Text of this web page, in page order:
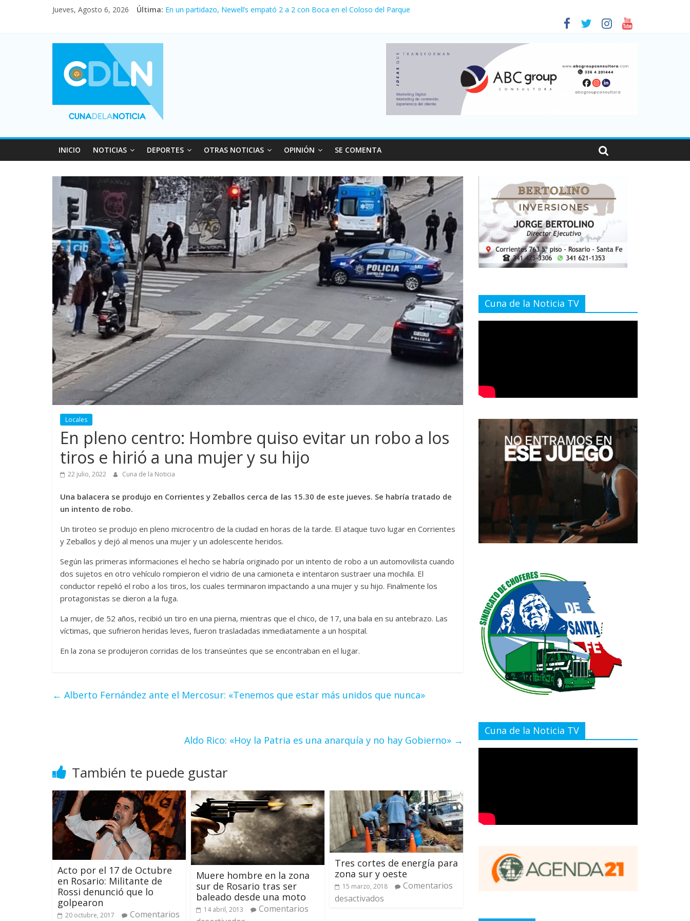
Jueves, Agosto 6, 2026 Última: En un partidazo, Newell’s empató 2 a 2 con Boca en el Coloso del Parque
Vacaciones de invierno con más movimiento y consumo turístico: 4,6 millones de personas viajaron por el país, un 5,9% más que en 2025
INICIO NOTICIAS DEPORTES OTRAS NOTICIAS OPINIÓN SE COMENTA
Locales
En pleno centro: Hombre quiso evitar un robo a los
tiros e hirió a una mujer y su hijo
22 julio, 2022 Cuna de la Noticia
Una balacera se produjo en Corrientes y Zeballos cerca de las 15.30 de este jueves. Se habría tratado de
un intento de robo.
Un tiroteo se produjo en pleno microcentro de la ciudad en horas de la tarde. El ataque tuvo lugar en Corrientes
y Zeballos y dejó al menos una mujer y un adolescente heridos.
Según las primeras informaciones el hecho se habría originado por un intento de robo a un automovilista cuando
dos sujetos en otro vehículo rompieron el vidrio de una camioneta e intentaron sustraer una mochila. El
conductor repelió el robo a los tiros, los cuales terminaron impactando a una mujer y su hijo. Finalmente los
protagonistas se dieron a la fuga.
La mujer, de 52 años, recibió un tiro en una pierna, mientras que el chico, de 17, una bala en su antebrazo. Las
víctimas, que sufrieron heridas leves, fueron trasladadas inmediatamente a un hospital.
En la zona se produjeron corridas de los transeúntes que se encontraban en el lugar.
← Alberto Fernández ante el Mercosur: «Tenemos que estar más unidos que nunca»
Aldo Rico: «Hoy la Patria es una anarquía y no hay Gobierno» →
También te puede gustar
Acto por el 17 de Octubre
en Rosario: Militante de
Rossi denunció que lo
golpearon
20 octubre, 2017 Comentarios
Muere hombre en la zona
sur de Rosario tras ser
baleado desde una moto
14 abril, 2013
Comentarios
Tres cortes de energía para
zona sur y oeste
15 marzo, 2018
Comentarios
desactivados
Cuna de la Noticia TV
Cuna de la Noticia TV